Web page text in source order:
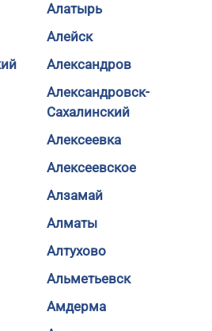
Алатырь
Алейск
Александров
Александровск-
Сахалинский
Алексеевка
Алексеевское
Алзамай
Алматы
Алтухово
Альметьевск
Амдерма